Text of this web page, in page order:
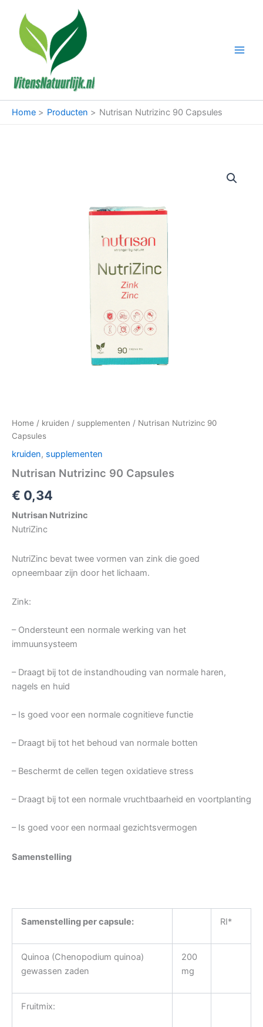
inhoud
Home Producten Nutrisan Nutrizinc 90 Capsules
Home / kruiden / supplementen / Nutrisan Nutrizinc 90
Capsules
kruiden, supplementen
Nutrisan Nutrizinc 90 Capsules
€ 0,34
Nutrisan Nutrizinc
NutriZinc
NutriZinc bevat twee vormen van zink die goed
opneembaar zijn door het lichaam.
Zink:
– Ondersteunt een normale werking van het
immuunsysteem
– Draagt bij tot de instandhouding van normale haren,
nagels en huid
– Is goed voor een normale cognitieve functie
– Draagt bij tot het behoud van normale botten
– Beschermt de cellen tegen oxidatieve stress
– Draagt bij tot een normale vruchtbaarheid en voortplanting
– Is goed voor een normaal gezichtsvermogen
Samenstelling
Samenstelling per capsule: RI*
Quinoa (Chenopodium quinoa)
gewassen zaden
200
mg
Fruitmix: